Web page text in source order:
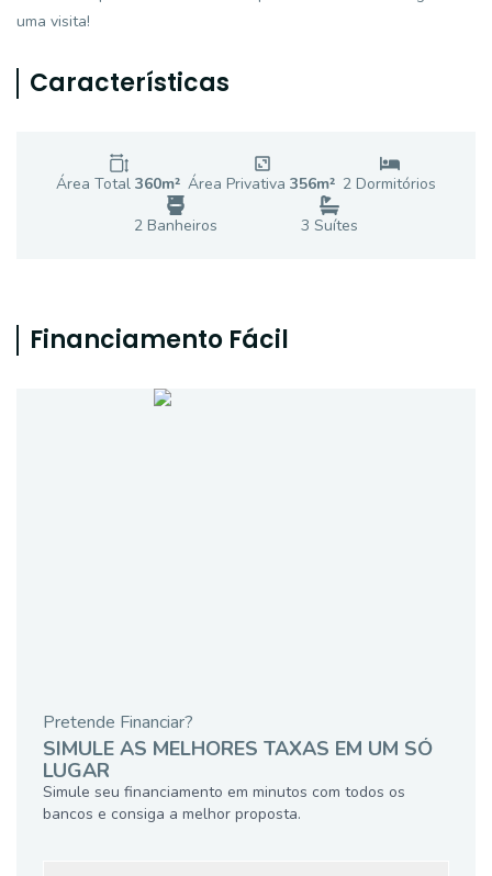
uma visita!
Características
Área Total 360m² Área Privativa 356m² 2 Dormitórios
2Banheiros 3 Suítes
Financiamento Fácil
Pretende Financiar?
SIMULE AS MELHORES TAXAS EM UM SÓ
LUGAR
Simule seu financiamento em minutos com todos os
bancos e consiga a melhor proposta.